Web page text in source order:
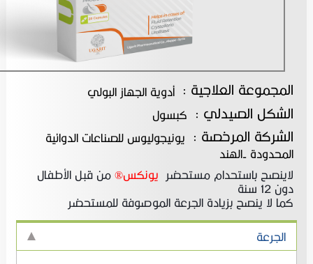
المجموعة العلاجية : أدوية الجهاز البولي
الشكل الصيدلي : كبسول
الشركة المرخصة :
يونيجوليوس للصناعات الدوائية
المحدودة -الهند
لاينصح باستحدام مستحضر
يونكس®من قبل الأطفال
دون 12 سنة
كما لا ينصح بزيادة الجرعة الموصوفة للمستحضر
الجرعة